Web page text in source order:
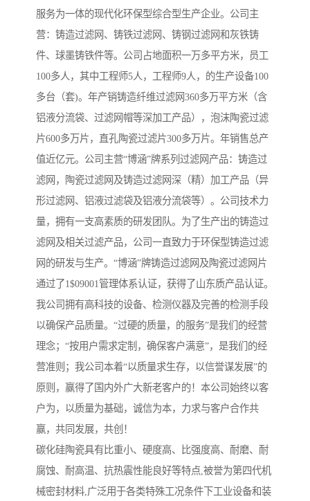
服务为一体的现代化环保型综合型生产企业。公司主
营：铸造过滤网、铸铁过滤网、铸钢过滤网和灰铁铸
件、球墨铸铁件等。公司占地面积一万多平方米，员工
100多人，其中工程师5人，工程师9人，的生产设备100
多台（套)。年产销铸造纤维过滤网360多万平方米（含
铝液分流袋、过滤网帽等深加工产品），泡沫陶瓷过滤
片600多万片，直孔陶瓷过滤片300多万片。年销售总产
值近亿元。公司主营“博涵”牌系列过滤网产品：铸造过
滤网，陶瓷过滤网及铸造过滤网深（精）加工产品（异
形过滤网、铝液过滤袋及铝液分流袋等）。公司技术力
量，拥有一支高素质的研发团队。为了生产出的铸造过
滤网及相关过滤产品，公司一直致力于环保型铸造过滤
网的研发与生产。“博涵”牌铸造过滤网及陶瓷过滤网片
通过了1$09001管理体系认证，获得了山东质产品认证。
我公司拥有高科技的设备、检测仪器及完善的检测手段
以确保产品质量。“过硬的质量，的服务”是我们的经营
理念；“按用户需求定制，确保客户满意”，是我们的经
营准则；我公司本着“以质量求生存，以信誉谋发展”的
原则，赢得了国内外广大新老客户的！本公司始终以客
户为，以质量为基础，诚信为本，力求与客户合作共
赢，共同发展，共创！
碳化硅陶瓷具有比重小、硬度高、比强度高、耐磨、耐
腐蚀、耐高温、抗热震性能良好等特点,被誉为第四代机
械密封材料,广泛用于各类特殊工况条件下工业设备和装